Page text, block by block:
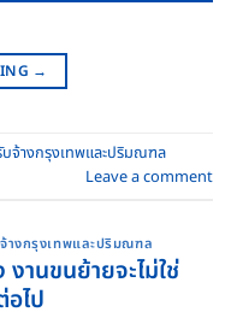
→
จ้างกรุงเทพและปริมณฑล
Leave a comment
างกรุงเทพและปริมณฑล
านขนย้ายจะไม่ใช่
ไป